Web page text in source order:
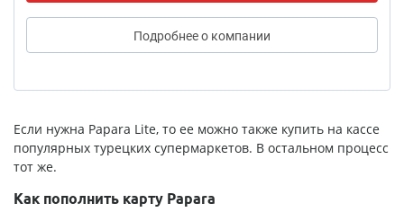
Подробнеео компании
Если нужна Papara Lite, то ее можно также купить на кассе
популярных турецких супермаркетов. В остальном процесс
тот же.
Как пополнить карту Papara